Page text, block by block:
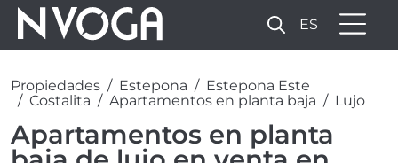
ES
Propiedades Estepona
Estepona Este
Costalita
Apartamentos en planta baja Lujo
Apartamentos en planta